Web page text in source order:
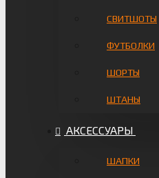
СВИТШОТЫ
ФУТБОЛКИ
ШОРТЫ
ШТАНЫ
АКСЕССУАРЫ
ШАПКИ